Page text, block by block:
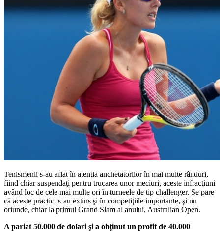
Tenismenii s-au aflat în atenţia anchetatorilor în mai multe rânduri,
fiind chiar suspendaţi pentru trucarea unor meciuri, aceste infracţiuni
având loc de cele mai multe ori în turneele de tip challenger. Se pare
că aceste practici s-au extins şi în competiţiile importante, şi nu
oriunde, chiar la primul Grand Slam al anului, Australian Open.
A pariat 50.000 de dolari şi a obţinut un profit de 40.000